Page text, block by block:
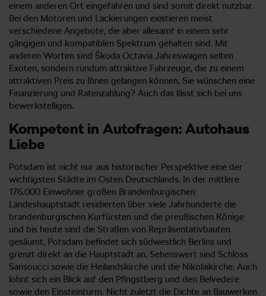
einem anderen Ort eingefahren und sind somit direkt nutzbar.
Bei den Motoren und Lackierungen existieren meist
verschiedene Angebote, die aber allesamt in einem sehr
gängigen und kompatiblen Spektrum gehalten sind. Mit
anderen Worten sind Škoda Octavia Jahreswagen selten
Exoten, sondern rundum attraktive Fahrzeuge, die zu einem
attraktiven Preis zu Ihnen gelangen können. Sie wünschen eine
Finanzierung und Ratenzahlung? Auch das lässt sich bei uns
bewerkstelligen.
Kompetent in Autofragen: Autohaus
Liebe
Potsdam ist nicht nur aus historischer Perspektive eine der
wichtigsten Städte im Osten Deutschlands. In der mittlere
176.000 Einwohner großen Brandenburgischen
Landeshauptstadt residierten über viele Jahrhunderte die
brandenburgischen Kurfürsten und die preußischen Könige
und bis heute sind die Straßen von Repräsentativbauten
gesäumt. Potsdam befindet sich südwestlich Berlins und
grenzt direkt an die Hauptstadt an. Sehenswert sind Schloss
Sansoucci sowie die Heilandskirche und die Nikolaikirche. Auch
lohnt sich ein Blick auf den Pfingstberg und den Belvedere
sowie den Einsteinturm. Nicht zuletzt die Dichte an Bauwerken